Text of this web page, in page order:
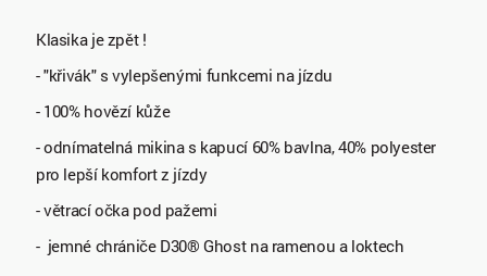
Klasika je zpět !
- "křivák" s vylepšenými funkcemi na jízdu
- 100% hovězí kůže
- odnímatelná mikina s kapucí 60% bavlna, 40% polyester
pro lepší komfort z jízdy
- větrací očka pod pažemi
- jemné chrániče D30® Ghost na ramenou a loktech